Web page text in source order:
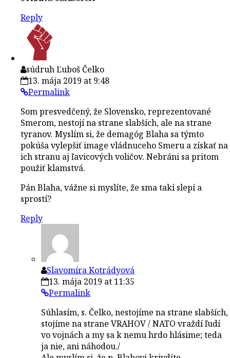
Reply
súdruh Ľuboš Čelko
13. mája 2019 at 9:48
Permalink
Som presvedčený, že Slovensko, reprezentované
Smerom, nestojí na strane slabších, ale na strane
tyranov. Myslím si, že demagóg Blaha sa týmto
pokúša vylepšiť image vládnuceho Smeru a získať na
ich stranu aj ľavicových voličov. Nebráni sa pritom
použiť klamstvá.
Pán Blaha, vážne si myslíte, že sma takí slepí a
sprostí?
Reply
Slavomíra Kotrádyová
13. mája 2019 at 11:35
Permalink
Súhlasím, s. Čelko, nestojíme na strane slabších,
stojíme na strane VRAHOV / NATO vraždí ľudí
vo vojnách a my sa k nemu hrdo hlásime; teda
ja nie, ani náhodou./